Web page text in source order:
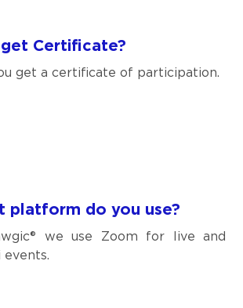
get Certificate?
get a certificate of participation.
platform do you use?
we use Zoom for live and
events.